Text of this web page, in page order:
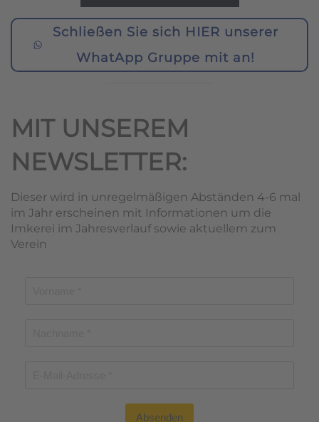
Schließen Sie sich HIER unserer
WhatApp Gruppe mit an!
MIT UNSEREM
NEWSLETTER:
Dieser wird in unregelmäßigen Abständen 4-6 mal
im Jahr erscheinen mit Informationen um die
Imkerei im Jahresverlauf sowie aktuellem zum
Verein
Absenden